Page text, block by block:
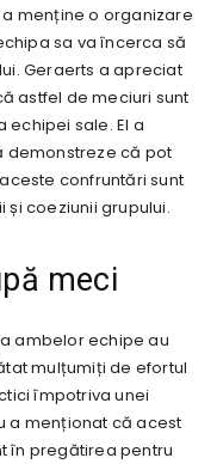
menține o organizare
sa va încerca să
Geraerts a apreciat
astfel de meciuri sunt
sale. El a
demonstreze că pot
confruntări sunt
coeziunii grupului.
meci
ambelor echipe au
mulțumiți de efortul
împotriva unei
a menționat că acest
în pregătirea pentru